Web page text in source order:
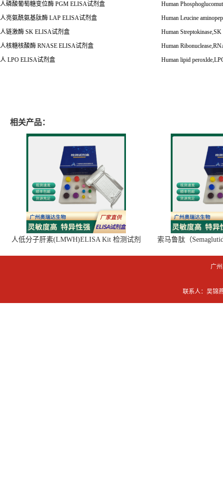
人磷酸葡萄糖变位酶 PGM ELISA试剂盒
Human
人亮氨酰氨基肽酶 LAP ELISA试剂盒
Human Leucine
人链激酶 SK ELISA试剂盒
Human
人核糖核酸酶 RNASE ELISA试剂盒
Human
人 LPO ELISA试剂盒 Human lipid
相关产品：
人低分子肝素(LMWH)ELISA Kit 检测试剂
索马鲁肽（
广
联系人：吴锦